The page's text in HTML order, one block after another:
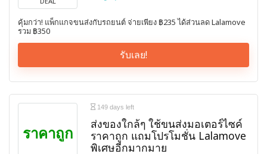
คุ้มกว่า! แพ็กแกจขนส่งกับรถยนต์ จ่ายเพียง ฿235 ได้ส่วนลด Lalamove
รวม ฿350
รับเลย!
ราคาถูก
149 days left
ส่งของใกล้ๆ ใช้ขนส่งมอเตอร์ไซค์
ราคาถูก แถมโปรโมชั่น Lalamove
พิเศษอีกมากมาย